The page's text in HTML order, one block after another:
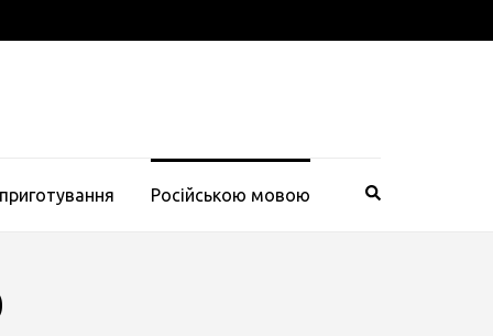
Російською мовою